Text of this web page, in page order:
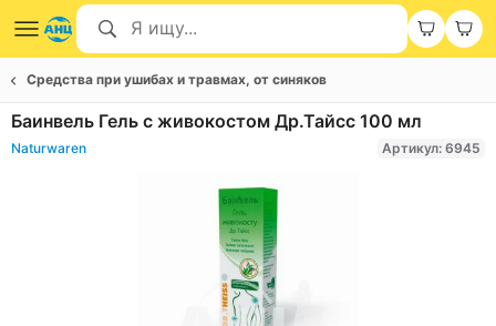
Средства при ушибах и травмах, от синяков
Баинвель Гель с живокостом Др.Тайсс 100 мл
Naturwaren Артикул: 6945